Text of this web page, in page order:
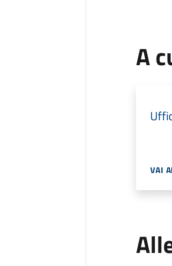
A
VAI